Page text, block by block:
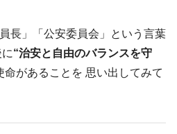
長」「公安委員会」という言葉
“治安と自由のバランスを守
命があることを 思い出してみて